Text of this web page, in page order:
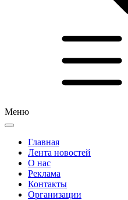
Меню
Главная
Лента новостей
О нас
Реклама
Контакты
Организации